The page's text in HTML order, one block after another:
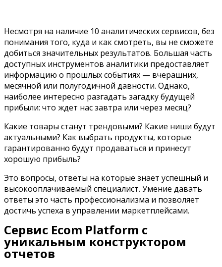
Несмотря на наличие 10 аналитических сервисов, без
понимания того, куда и как смотреть, вы не сможете
добиться значительных результатов. Большая часть
доступных инструментов аналитики предоставляет
информацию о прошлых событиях — вчерашних,
месячной или полугодичной давности. Однако,
наиболее интересно разгадать загадку будущей
прибыли: что ждет нас завтра или через месяц?
Какие товары станут трендовыми? Какие ниши будут
актуальными? Как выбрать продукты, которые
гарантированно будут продаваться и принесут
хорошую прибыль?
Это вопросы, ответы на которые знает успешный и
высокооплачиваемый специалист. Умение давать
ответы это часть профессионализма и позволяет
достичь успеха в управлении маркетплейсами.
Сервис Ecom Platform с
уникальным конструктором
отчетов